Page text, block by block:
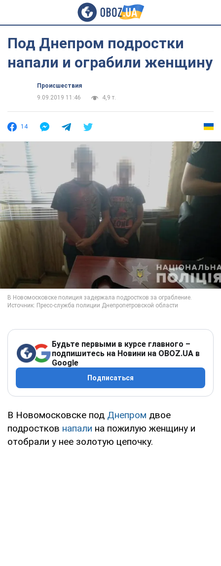
Под Днепром подростки
напали и ограбили женщину
Происшествия
9.09.2019 11:46
4,9 т.
14
Будьте первыми в курсе главного –
подпишитесь на Новини на OBOZ.UA в
Google
Подписаться
В Новомосковске под Днепром двое
подростков напали на пожилую женщину и
отобрали у нее золотую цепочку.